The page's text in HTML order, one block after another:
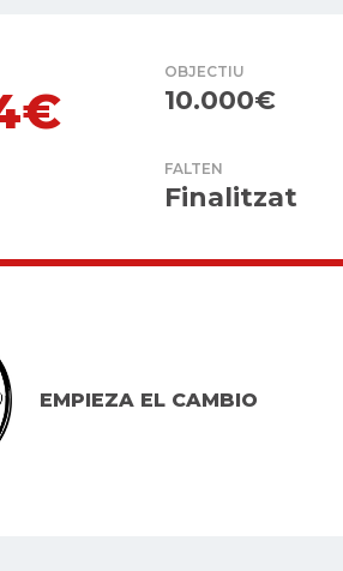
OBJECTIU
10.000€
FALTEN
Finalitzat
EMPIEZA EL CAMBIO